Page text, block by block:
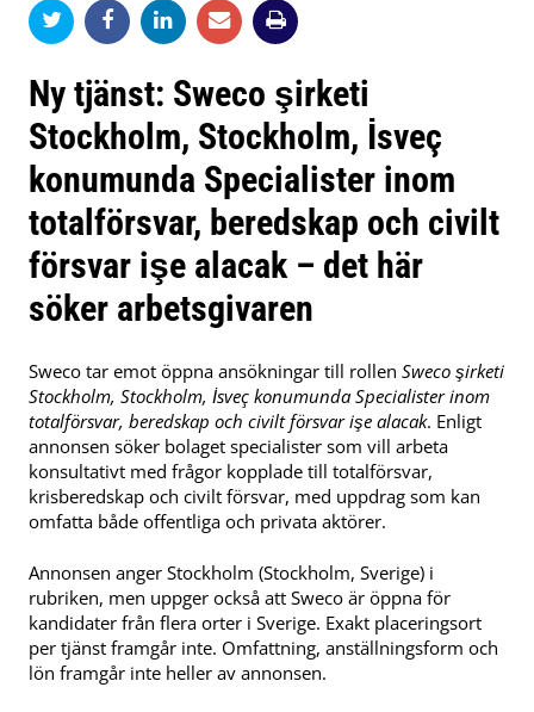
Ny tjänst: Sweco şirketi
Stockholm, Stockholm, İsveç
konumunda Specialister inom
totalförsvar, beredskap och civilt
försvar işe alacak – det här
söker arbetsgivaren
Sweco tar emot öppna ansökningar till rollen Sweco şirketi
Stockholm, Stockholm, İsveç konumunda Specialister inom
totalförsvar, beredskap och civilt försvar işe alacak. Enligt
annonsen söker bolaget specialister som vill arbeta
konsultativt med frågor kopplade till totalförsvar,
krisberedskap och civilt försvar, med uppdrag som kan
omfatta både offentliga och privata aktörer.
Annonsen anger Stockholm (Stockholm, Sverige) i
rubriken, men uppger också att Sweco är öppna för
kandidater från flera orter i Sverige. Exakt placeringsort
per tjänst framgår inte. Omfattning, anställningsform och
lön framgår inte heller av annonsen.